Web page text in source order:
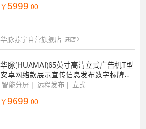
￥ 5999 .00
华脉苏宁自营旗舰店 进店
华脉(HUAMAI)65英寸高清立式广告机T型
安卓网络款展示宣传信息发布数字标牌带
分屏HM-DG65L(非触控版)
智能分屏 远程发布 立式
￥ 9699.00